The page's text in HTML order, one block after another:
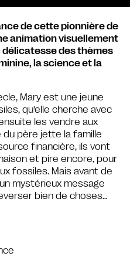
de cette pionnière de
animation visuellement
des thèmes
la science et la
Mary est une jeune
qu’elle cherche avec
les vendre aux
père jette la famille
financière, ils vont
et pire encore, pour
fossiles. Mais avant de
mystérieux message
bien de choses…